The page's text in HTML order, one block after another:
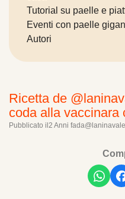
Ricetta de
coda alla vaccinara
Pubblicato il 2 Anni fada
Tutorial su paelle e
Eventi con paelle
Autori